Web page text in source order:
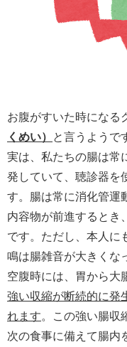
お腹がすいた時になる
くめい） と言うようで
実は、私たちの腸は常
発していて、聴診器を
す。腸は常に消化管運
内容物が前進するとき
です。ただし、本人に
鳴は腸雑音が大きくな
空腹時には、胃から大
強い収縮が断続的に発
れます。この強い腸収
次の食事に備えて腸内